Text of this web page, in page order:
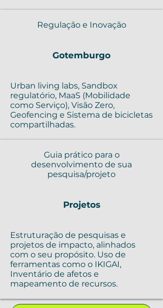
Regulação e Inovação
Gotemburgo
Urban living labs, Sandbox
regulatório, MaaS (Mobilidade
como Serviço), Visão Zero,
Geofencing e Sistema de bicicletas
compartilhadas.
Guia prático para o
desenvolvimento de sua
pesquisa/projeto
Projetos
Estruturação de pesquisas e
projetos de impacto, alinhados
com o seu propósito. Uso de
ferramentas como o IKIGAI,
Inventário de afetos e
mapeamento de recursos.